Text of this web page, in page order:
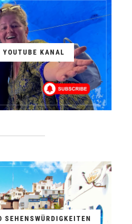
YOUTUBE KANAL
SEHENSWÜRDIGKEITEN